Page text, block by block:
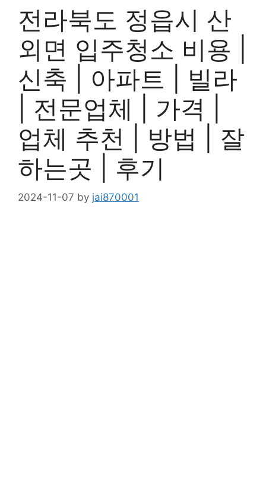
전라북도 정읍시 산
외면 입주청소 비용 |
신축 | 아파트 | 빌라
| 전문업체 | 가격 |
업체 추천 | 방법 | 잘
하는곳 | 후기
2024-11-07 by jai870001